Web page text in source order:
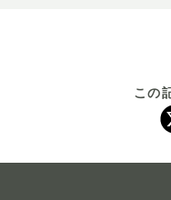
この